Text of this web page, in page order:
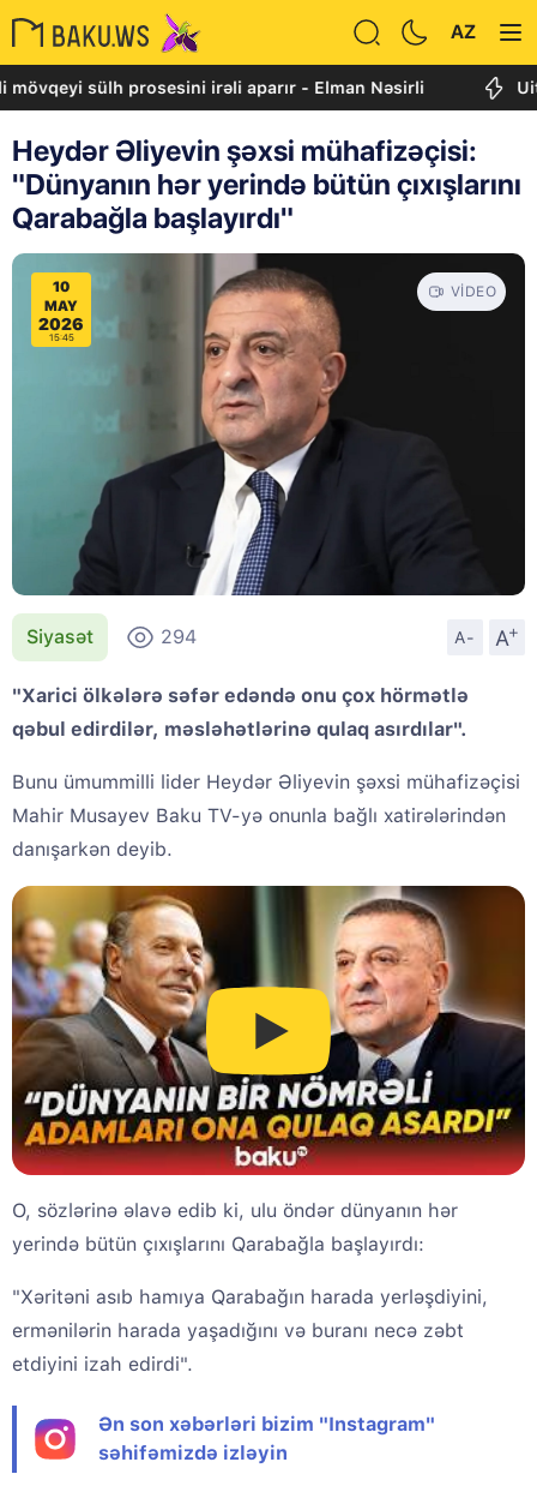
AZ
sülh prosesini irəli aparır - Elman Nəsirli Uitkoff:
Heydər Əliyevin şəxsi mühafizəçisi:
"Dünyanın hər yerində bütün çıxışlarını
Qarabağla başlayırdı"
10
MAY
2026
15:45
VIDEO
Siyasət 294 A- A
+
"Xarici ölkələrə səfər edəndə onu çox hörmətlə
qəbul edirdilər, məsləhətlərinə qulaq asırdılar".
Bunu ümummilli lider Heydər Əliyevin şəxsi mühafizəçisi
Mahir Musayev Baku TV-yə onunla bağlı xatirələrindən
danışarkən deyib.
O, sözlərinə əlavə edib ki, ulu öndər dünyanın hər
yerində bütün çıxışlarını Qarabağla başlayırdı:
"Xəritəni asıb hamıya Qarabağın harada yerləşdiyini,
ermənilərin harada yaşadığını və buranı necə zəbt
etdiyini izah edirdi".
Ən son xəbərləri bizim "Instagram"
səhifəmizdə izləyin